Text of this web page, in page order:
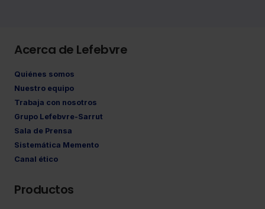
Acerca de Lefebvre
Quiénes somos
Nuestro equipo
Trabaja con nosotros
Grupo Lefebvre-Sarrut
Sala de Prensa
Sistemática Memento
Canal ético
Productos